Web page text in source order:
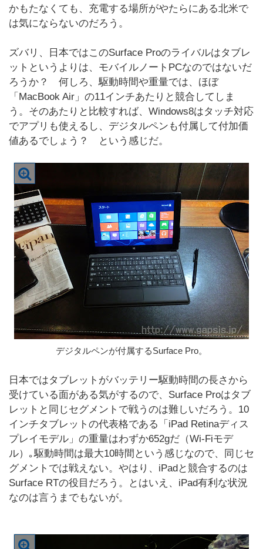
かもたなくても、充電する場所がやたらにある北米で
は気にならないのだろう。
ズバリ、日本ではこのSurface Proのライバルはタブレ
ットというよりは、モバイルノートPCなのではないだ
ろうか？ 何しろ、駆動時間や重量では、ほぼ
「MacBook Air」の11インチあたりと競合してしま
う。そのあたりと比較すれば、Windows8はタッチ対応
でアプリも使えるし、デジタルペンも付属して付加価
値あるでしょう？ という感じだ。
デジタルペンが付属するSurface Pro。
日本ではタブレットがバッテリー駆動時間の長さから
受けている面がある気がするので、Surface Proはタブ
レットと同じセグメントで戦うのは難しいだろう。10
インチタブレットの代表格である「iPad Retinaディス
プレイモデル」の重量はわずか652gだ（Wi-Fiモデ
ル）｡駆動時間は最大10時間という感じなので、同じセ
グメントでは戦えない。やはり、iPadと競合するのは
Surface RTの役目だろう。とはいえ、iPad有利な状況
なのは言うまでもないが。